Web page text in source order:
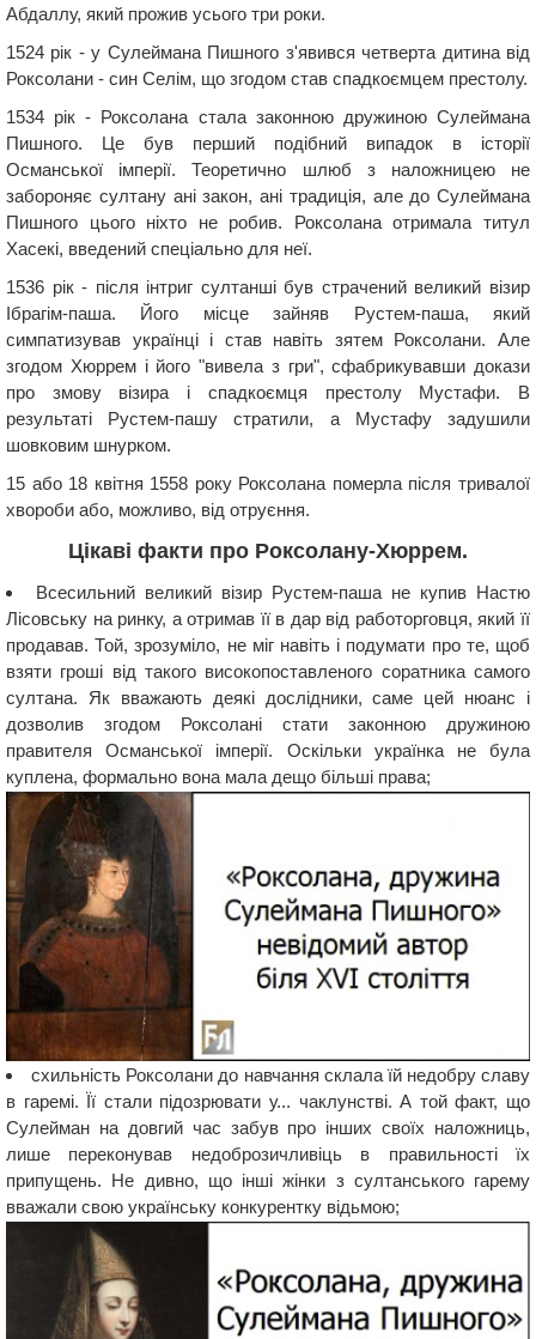
Абдаллу, який прожив усього три роки.
1524 рік - у Сулеймана Пишного з'явився четверта дитина від
Роксолани - син Селім, що згодом став спадкоємцем престолу.
1534 рік - Роксолана стала законною дружиною Сулеймана
Пишного. Це був перший подібний випадок в історії
Османської імперії. Теоретично шлюб з наложницею не
забороняє султану ані закон, ані традиція, але до Сулеймана
Пишного цього ніхто не робив. Роксолана отримала титул
Хасекі, введений спеціально для неї.
1536 рік - після інтриг султанші був страчений великий візир
Ібрагім-паша. Його місце зайняв Рустем-паша, який
симпатизував українці і став навіть зятем Роксолани. Але
згодом Хюррем і його "вивела з гри", сфабрикувавши докази
про змову візира і спадкоємця престолу Мустафи. В
результаті Рустем-пашу стратили, а Мустафу задушили
шовковим шнурком.
15 або 18 квітня 1558 року Роксолана померла після тривалої
хвороби або, можливо, від отруєння.
Цікаві факти про Роксолану-Хюррем.
Всесильний великий візир Рустем-паша не купив Настю
Лісовську на ринку, а отримав її в дар від работорговця, який її
продавав. Той, зрозуміло, не міг навіть і подумати про те, щоб
взяти гроші від такого високопоставленого соратника самого
султана. Як вважають деякі дослідники, саме цей нюанс і
дозволив згодом Роксолані стати законною дружиною
правителя Османської імперії. Оскільки українка не була
куплена, формально вона мала дещо більші права;
схильність Роксолани до навчання склала їй недобру славу
в гаремі. Її стали підозрювати у... чаклунстві. А той факт, що
Сулейман на довгий час забув про інших своїх наложниць,
лише переконував недоброзичливіць в правильності їх
припущень. Не дивно, що інші жінки з султанського гарему
вважали свою українську конкурентку відьмою;